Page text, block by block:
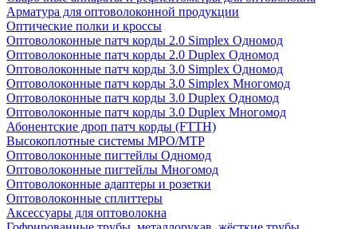
Арматура для оптоволоконной продукции
Оптические полки и кроссы
Оптоволоконные патч корды 2.0 Simplex Одномод
Оптоволоконные патч корды 2.0 Duplex Одномод
Оптоволоконные патч корды 3.0 Simplex Одномод
Оптоволоконные патч корды 3.0 Simplex Многомод
Оптоволоконные патч корды 3.0 Duplex Одномод
Оптоволоконные патч корды 3.0 Duplex Многомод
Абонентские дроп патч корды (FTTH)
Высокоплотные системы MPO/MTP
Оптоволоконные пигтейлы Одномод
Оптоволоконные пигтейлы Многомод
Оптоволоконные адаптеры и розетки
Оптоволоконные сплиттеры
Аксессуары для оптоволокна